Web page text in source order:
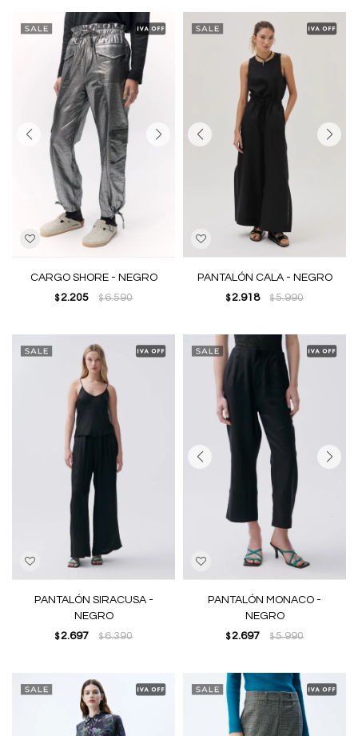
CARGO SHORE - NEGRO
$ 2.205 $6.590
PANTALÓN CALA - NEGRO
$ 2.918 $5.990
PANTALÓN SIRACUSA -
NEGRO
$ 2.697 $6.390
PANTALÓN MONACO -
NEGRO
$ 2.697 $5.990